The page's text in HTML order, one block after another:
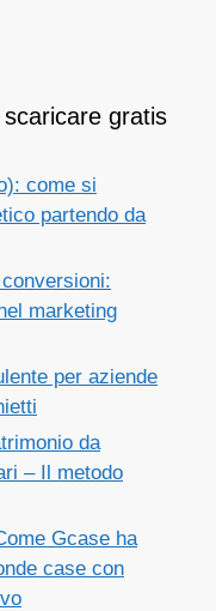
gratis
come si
partendo da
marketing
per aziende
da
– Il metodo
Gcase ha
case con